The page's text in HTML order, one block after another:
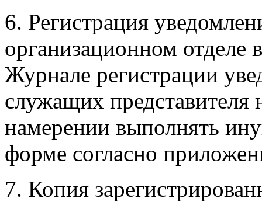
6. Регистрация
организационном отделе
Журнале регистрации
служащих представителя
намерении выполнять
форме согласно
7. Копия